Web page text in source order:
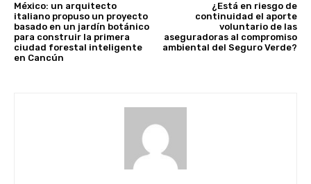
México: un arquitecto
italiano propuso un proyecto
basado en un jardín botánico
para construir la primera
ciudad forestal inteligente
en Cancún
¿Está en riesgo de
continuidad el aporte
voluntario de las
aseguradoras al compromiso
ambiental del Seguro Verde?